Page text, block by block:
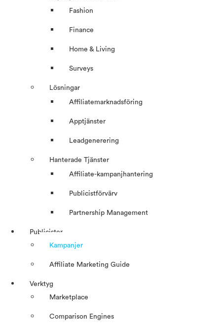
Fashion
Finance
Home & Living
Surveys
Lösningar
Affiliatemarknadsföring
Apptjänster
Leadgenerering
Hanterade Tjänster
Affiliate-kampanjhantering
Publicistförvärv
Partnership Management
Publicister
Kampanjer
Affiliate Marketing Guide
Verktyg
Marketplace
Comparison Engines